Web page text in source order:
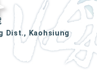
Dist., Kaohsiung